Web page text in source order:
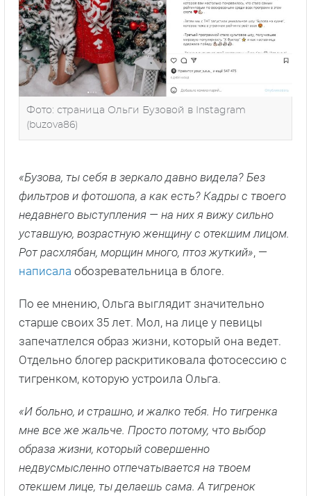
Фото: страница Ольги Бузовой в Instagram
(buzova86)
«Бузова, ты себя в зеркало давно видела? Без
фильтров и фотошопа, а как есть? Кадры с твоего
недавнего выступления — на них я вижу сильно
уставшую, возрастную женщину с отекшим лицом.
Рот расхлябан, морщин много, птоз жуткий», —
написала обозревательница в блоге.
По ее мнению, Ольга выглядит значительно
старше своих 35 лет. Мол, на лице у певицы
запечатлелся образ жизни, который она ведет.
Отдельно блогер раскритиковала фотосессию с
тигренком, которую устроила Ольга.
«И больно, и страшно, и жалко тебя. Но тигренка
мне все же жальче. Просто потому, что выбор
образа жизни, который совершенно
недвусмысленно отпечатывается на твоем
отекшем лице, ты делаешь сама. А тигренок